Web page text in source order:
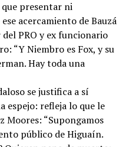
que presentar ni
acercamiento de Bauzá
PRO y ex funcionario
“Y Niembro es Fox, y su
Hay toda una
se justifica a sí
espejo: refleja lo que le
Moores: “Supongamos
público de Higuaín.